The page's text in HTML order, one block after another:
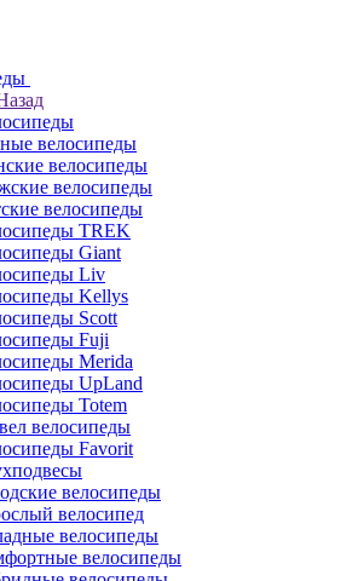
велосипеды
велосипеды
велосипеды
велосипеды
TREK
Giant
Liv
Kellys
Scott
Fuji
Merida
UpLand
Totem
велосипеды
Favorit
велосипеды
велосипед
велосипеды
велосипеды